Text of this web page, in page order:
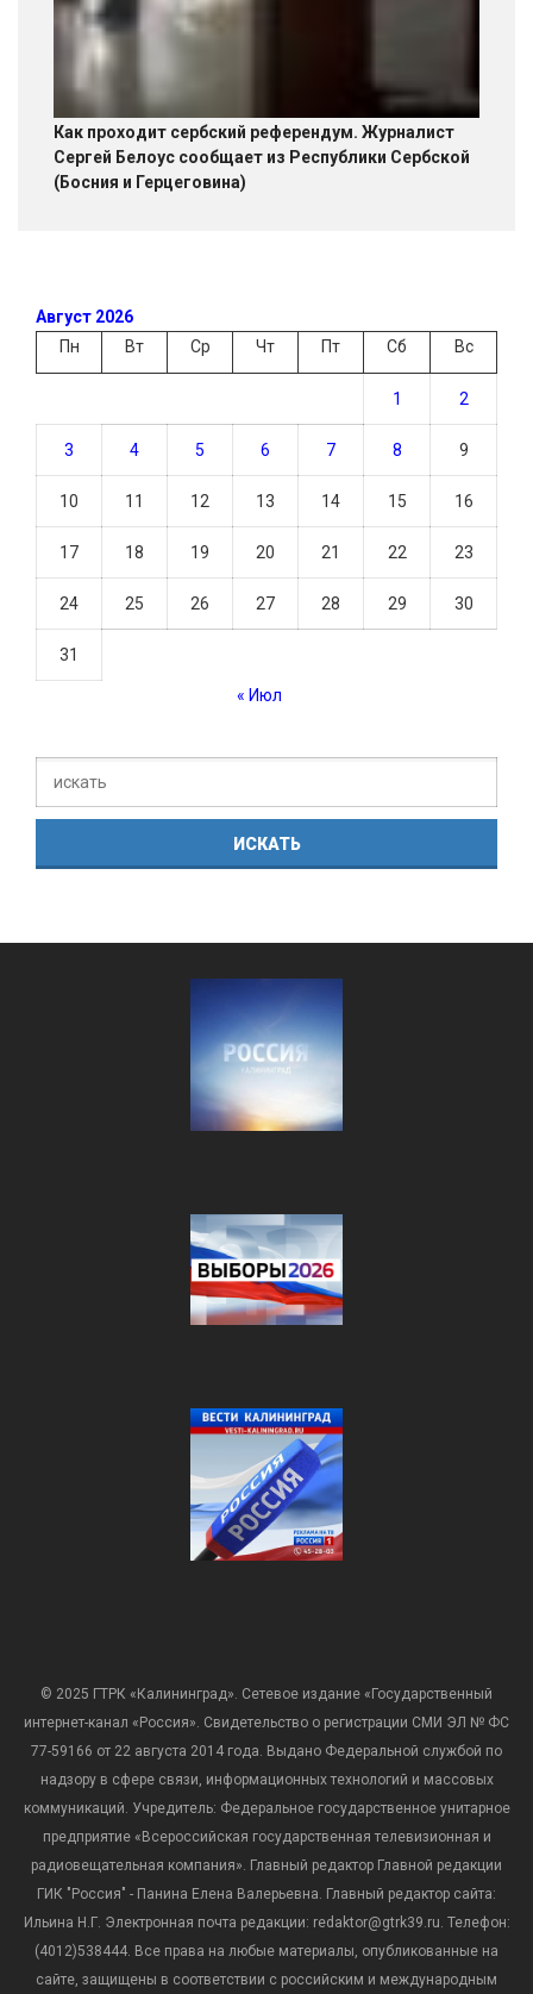
Как проходит сербский референдум. Журналист
Сергей Белоус сообщает из Республики Сербской
(Босния и Герцеговина)
Август 2026
Пн
Вт Ср Чт Пт Сб Вс
1 2
3 4 5 6 7 8 9
10 11 12 13 14 15 16
17 18 19 20 21 22 23
24 25 26 27 28 29 30
31
« Июл
© 2025 ГТРК «Калининград». Сетевое издание «Государственный
интернет-канал «Россия». Свидетельство о регистрации СМИ ЭЛ № ФС
77-59166 от 22 августа 2014 года. Выдано Федеральной службой по
надзору в сфере связи, информационных технологий и массовых
коммуникаций. Учредитель: Федеральное государственное унитарное
предприятие «Всероссийская государственная телевизионная и
радиовещательная компания». Главный редактор Главной редакции
ГИК "Россия" - Панина Елена Валерьевна. Главный редактор сайта:
Ильина Н.Г. Электронная почта редакции: redaktor@gtrk39.ru. Телефон:
(4012)538444. Все права на любые материалы, опубликованные на
сайте, защищены в соответствии с российским и международным